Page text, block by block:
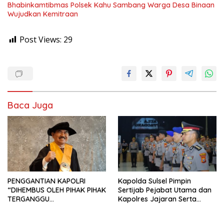
Bhabinkamtibmas Polsek Kahu Sambang Warga Desa Binaan
Wujudkan Kemitraan
Post Views: 29
Baca Juga
PENGGANTIAN KAPOLRI
“DIHEMBUS OLEH PIHAK PIHAK
TERGANGGU
Kapolda Sulsel Pimpin
Sertijab Pejabat Utama dan
Kapolres Jajaran Serta